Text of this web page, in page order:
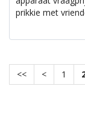
prikkie met
<< < 1